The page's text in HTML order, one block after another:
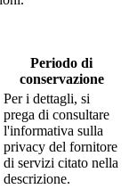
Periodo di
conservazione
Per i dettagli, si
prega di consultare
l'informativa sulla
privacy del fornitore
di servizi citato nella
descrizione.